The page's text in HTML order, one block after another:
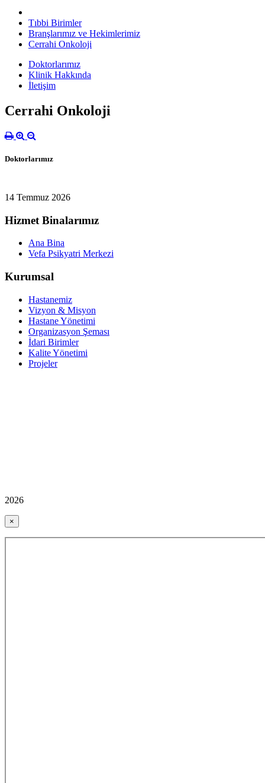
Tıbbi Birimler
Branşlarımız ve Hekimlerimiz
Cerrahi Onkoloji
Doktorlarımız
Klinik Hakkında
İletişim
Cerrahi Onkoloji
Doktorlarımız
14 Temmuz 2026
Hizmet Binalarımız
Ana Bina
Vefa Psikyatri Merkezi
Kurumsal
Hastanemiz
Vizyon & Misyon
Hastane Yönetimi
Organizasyon Şeması
İdari Birimler
Kalite Yönetimi
Projeler
2026
×